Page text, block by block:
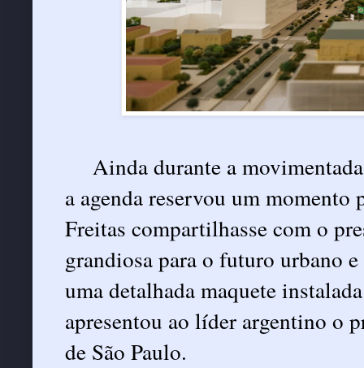
Ainda durante a
a agenda reservou um
Freitas compartilhasse com o
grandiosa para o futuro urbano
uma detalhada maquete
apresentou ao líder argentino o
de São Paulo.